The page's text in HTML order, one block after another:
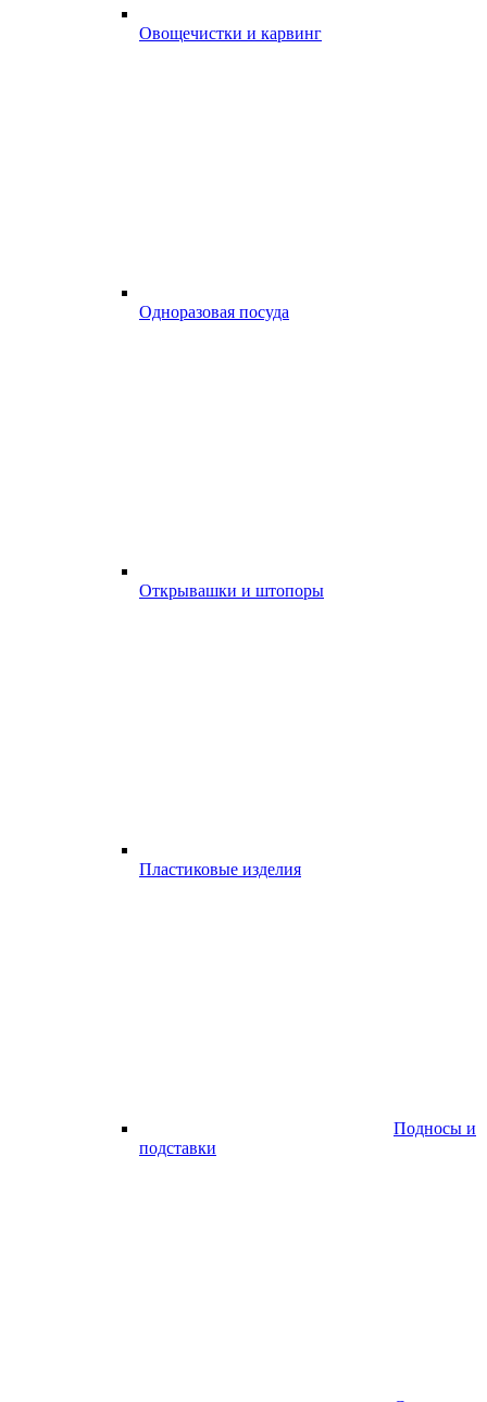
Овощечистки и карвинг
Одноразовая посуда
Открывашки и штопоры
Пластиковые изделия
Подносы и
подставки